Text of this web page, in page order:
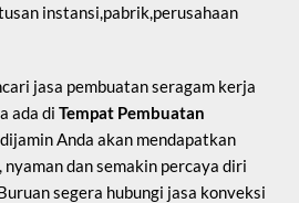
instansi,pabrik,perusahaan
jasa pembuatan seragam kerja
ada di Tempat Pembuatan
Anda akan mendapatkan
dan semakin percaya diri
segera hubungi jasa konveksi